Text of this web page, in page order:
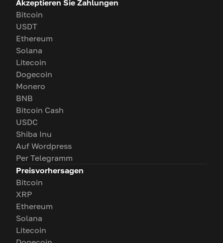
Akzeptieren Sie Zahlungen
Bitcoin
USDT
Ethereum
Solana
Litecoin
Dogecoin
Monero
BNB
Bitcoin Cash
USDC
Shiba Inu
Auf Wordpress
Per Telegramm
Preisvorhersagen
Bitcoin
XRP
Ethereum
Solana
Litecoin